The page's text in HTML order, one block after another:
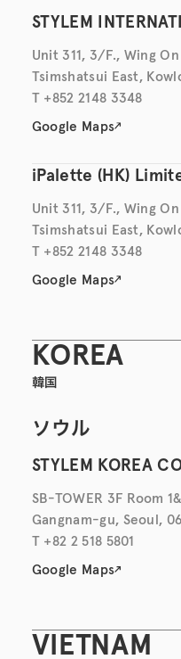
STYLEM
Unit 311, 3/F., Wing
Tsimshatsui East,
T +852 2148 3348
Google Maps
iPalette (HK)
Unit 311, 3/F., Wing
Tsimshatsui East,
T +852 2148 3348
Google Maps
KOREA
韓国
ソウル
STYLEM KOREA
SB-TOWER 3F Room
Gangnam-gu, Seoul,
T +82 2 518 5801
Google Maps
VIETNAM